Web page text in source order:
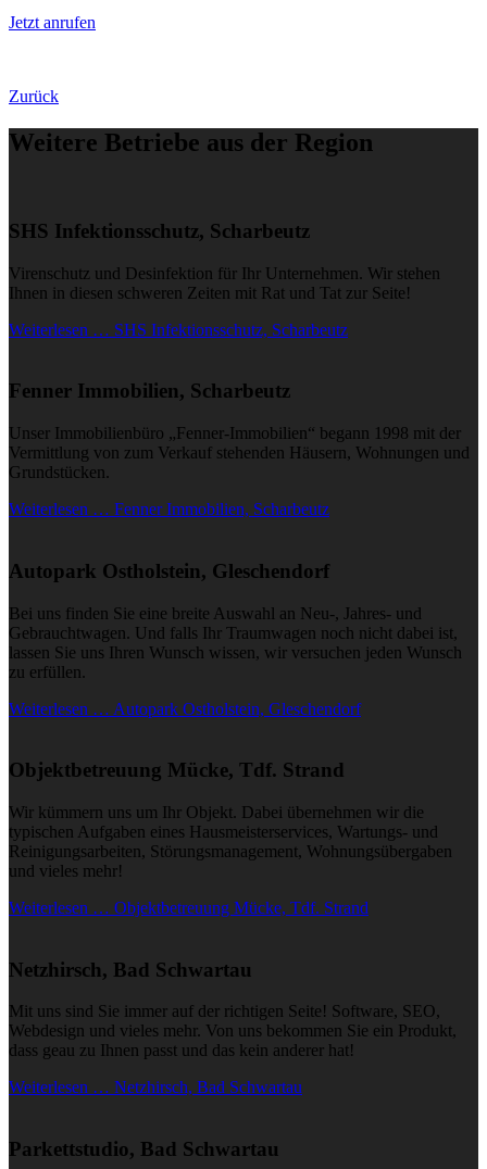
Jetzt anrufen
Zurück
Weitere Betriebe aus der Region
SHS Infektionsschutz, Scharbeutz
Virenschutz und Desinfektion für Ihr Unternehmen. Wir stehen
Ihnen in diesen schweren Zeiten mit Rat und Tat zur Seite!
Weiterlesen … SHS Infektionsschutz, Scharbeutz
Fenner Immobilien, Scharbeutz
Unser Immobilienbüro „Fenner-Immobilien“ begann 1998 mit der
Vermittlung von zum Verkauf stehenden Häusern, Wohnungen und
Grundstücken.
Weiterlesen … Fenner Immobilien, Scharbeutz
Autopark Ostholstein, Gleschendorf
Bei uns finden Sie eine breite Auswahl an Neu-, Jahres- und
Gebrauchtwagen. Und falls Ihr Traumwagen noch nicht dabei ist,
lassen Sie uns Ihren Wunsch wissen, wir versuchen jeden Wunsch
zu erfüllen.
Weiterlesen … Autopark Ostholstein, Gleschendorf
Objektbetreuung Mücke, Tdf. Strand
Wir kümmern uns um Ihr Objekt. Dabei übernehmen wir die
typischen Aufgaben eines Hausmeisterservices, Wartungs- und
Reinigungsarbeiten, Störungsmanagement, Wohnungsübergaben
und vieles mehr!
Weiterlesen … Objektbetreuung Mücke, Tdf. Strand
Netzhirsch, Bad Schwartau
Mit uns sind Sie immer auf der richtigen Seite! Software, SEO,
Webdesign und vieles mehr. Von uns bekommen Sie ein Produkt,
dass geau zu Ihnen passt und das kein anderer hat!
Weiterlesen … Netzhirsch, Bad Schwartau
Parkettstudio, Bad Schwartau